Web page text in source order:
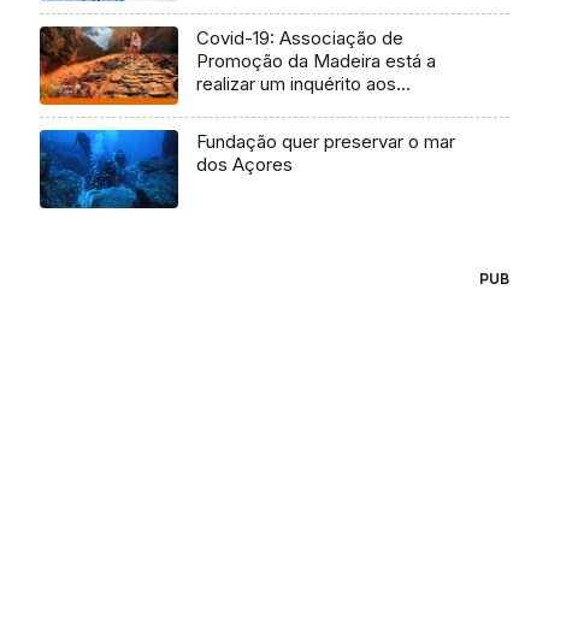
Covid-19: Associação de
Promoção da Madeira está a
realizar um inquérito aos
Fundação quer preservar o mar
dos Açores
PUB